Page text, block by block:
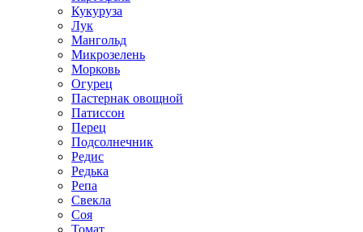
Кукуруза
Лук
Мангольд
Микрозелень
Морковь
Огурец
Пастернак овощной
Патиссон
Перец
Подсолнечник
Редис
Редька
Репа
Свекла
Соя
Томат